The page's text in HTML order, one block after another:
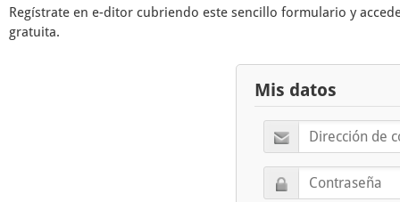
Regístrate en e-ditor cubriendo este sencillo formulario y
gratuita.
Mis datos